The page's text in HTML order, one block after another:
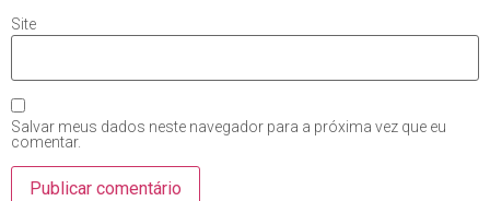
Site
Salvar meus dados neste navegador para a próxima vez que eu
comentar.